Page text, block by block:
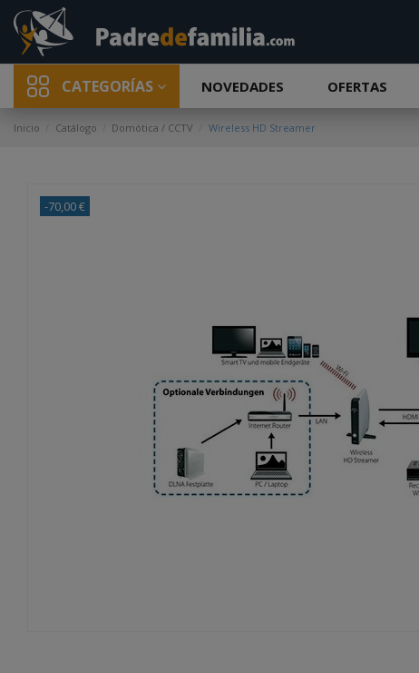
CATEGORÍAS NOVEDADES OFERTAS
Inicio Catálogo Domótica / CCTV Wireless HD Streamer
-70,00 €